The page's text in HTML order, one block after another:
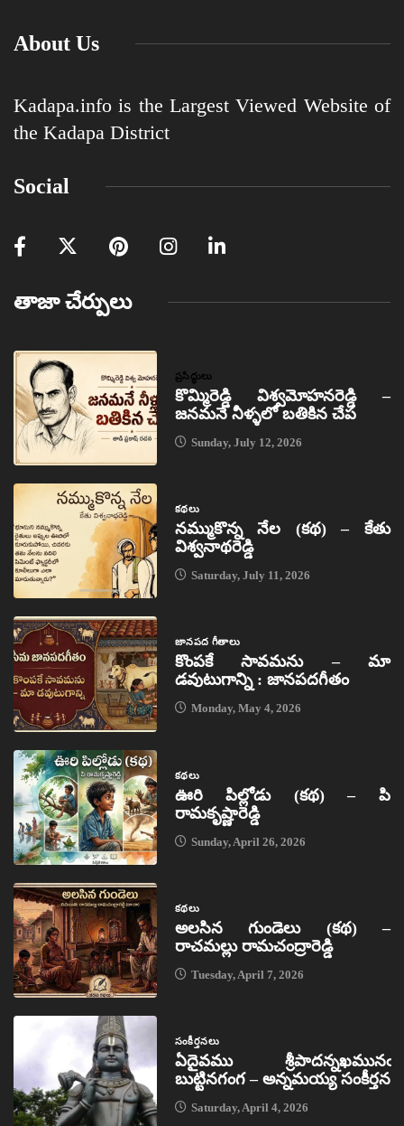
About Us
Kadapa.info is the Largest Viewed Website of
the Kadapa District
Social
తాజా చేర్పులు
ప్రసిద్ధులు
కొమ్మిరెడ్డి విశ్వమోహనరెడ్డి –
జనమనే నీళ్ళలో బతికిన చేప
Sunday, July 12, 2026
కథలు
నమ్ముకొన్న నేల (కథ) – కేతు
విశ్వనాథరెడ్డి
Saturday, July 11, 2026
జానపద గీతాలు
కొంపకే సావమను – మా
డవుటుగాన్ని : జానపదగీతం
Monday, May 4, 2026
కథలు
ఊరి పిల్లోడు (కథ) – పి
రామకృష్ణారెడ్డి
Sunday, April 26, 2026
కథలు
అలసిన గుండెలు (కథ) –
రాచమల్లు రామచంద్రారెడ్డి
Tuesday, April 7, 2026
సంకీర్తనలు
ఏదైవము శ్రీపాదన్నఖమునఁ
బుట్టినగంగ – అన్నమయ్య సంకీర్తన
Saturday, April 4, 2026